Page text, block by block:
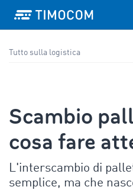
Tutto sulla logistica
Scambio
cosa fare
L'interscambio di
semplice, ma che